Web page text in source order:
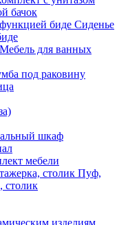
бачок
Сиденье
Мебель для ванных
под раковину
шкаф
мебели
Пуф,
столик